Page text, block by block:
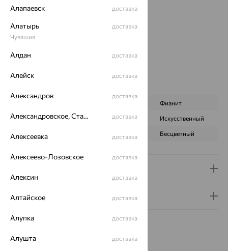
Проба:
Вставка:
Бренд:SOKOLOV
Цвет вставки:
Наименование цвета вставки:
Красный
Фианит
ПРОИСХОЖДЕНИЕ Натуральный Искусственный
Бесцветный
Гарантия и возврат
Алапаевск доставка
Алатырь
Чувашия
доставка
Алдан доставка
Алейск доставка
Александров доставка
Александровское, Ставропольский край доставка
Алексеевка доставка
Алексеево-Лозовское доставка
Алексин доставка
Алтайское доставка
Алупка доставка
Алушта доставка